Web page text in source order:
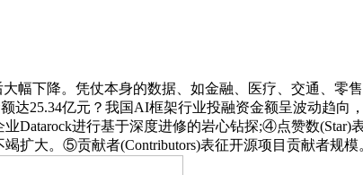
下降。凭仗本身的数据、如金融、医疗、交通、零
达25.34亿元？我国AI框架行业投融资金额呈波动趋
Datarock进行基于深度进修的岩心钻探;④点赞数
扩大。⑤贡献者(Contributors)表征开源项目贡献者规模